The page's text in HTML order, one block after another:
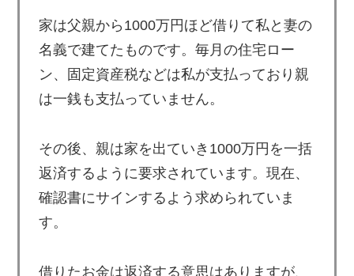
家は父親から1000万円ほど借りて私と妻の
名義で建てたものです。毎月の住宅ロー
ン、固定資産税などは私が支払っており親
は一銭も支払っていません。
その後、親は家を出ていき1000万円を一括
返済するように要求されています。現在、
確認書にサインするよう求められていま
す。
借りたお金は返済する意思はありますが、